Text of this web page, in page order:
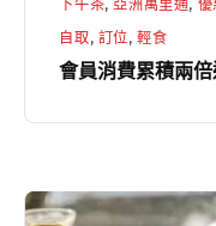
換
下午茶, 亞洲萬里通, 優
自取, 訂位,輕食
會員消費累積兩
【